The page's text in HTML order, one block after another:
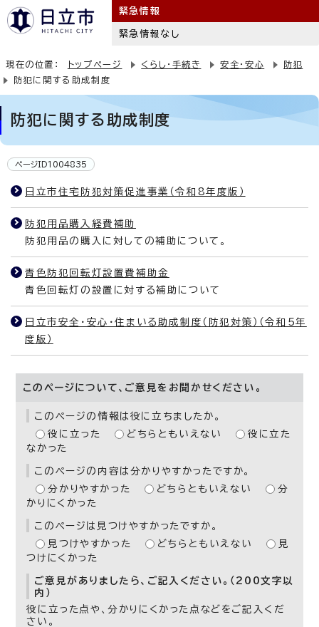
緊急情報
緊急情報なし
現在の位置： トップページ くらし・手続き 安全・安心
防犯
防犯に関する助成制度
防犯に関する助成制度
ページID1004835
日立市住宅防犯対策促進事業（令和8年度版）
防犯用品購入経費補助
防犯用品の購入に対しての補助について。
青色防犯回転灯設置費補助金
青色回転灯の設置に対する補助について
日立市安全・安心・住まいる助成制度（防犯対策）（令和5年
度版）
このページについて、ご意見をお聞かせください。
このページの情報は役に立ちましたか。
役に立った
どちらともいえない
役に立た
なかった
このページの内容は分かりやすかったですか。
分かりやすかった
どちらともいえない
分
かりにくかった
このページは見つけやすかったですか。
見つけやすかった
どちらともいえない
見
つけにくかった
ご意見がありましたら、ご記入ください。（200文字以
内）
役に立った点や、分かりにくかった点などをご記入くだ
さい。